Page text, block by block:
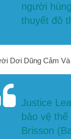
người
thuyết đô
Justice
bảo vệ
Brisson